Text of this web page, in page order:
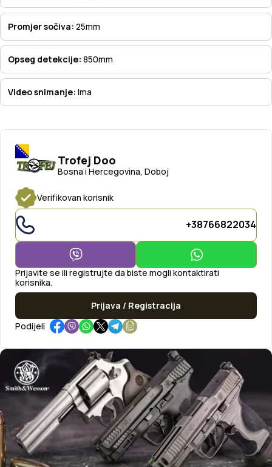
Trofej Doo
Bosna i Hercegovina, Doboj
Verifikovan korisnik
+38766822034
Prijavite se ili registrujte da biste mogli kontaktirati
korisnika.
Prijava / Registracija
Podijeli
Promjer sočiva: 25mm
Opseg detekcije: 850mm
Video snimanje: Ima